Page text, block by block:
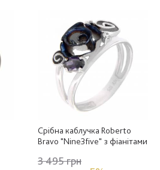
Срібна каблучка Roberto
Bravo "Nine3five" з фіанітами
3 495 грн